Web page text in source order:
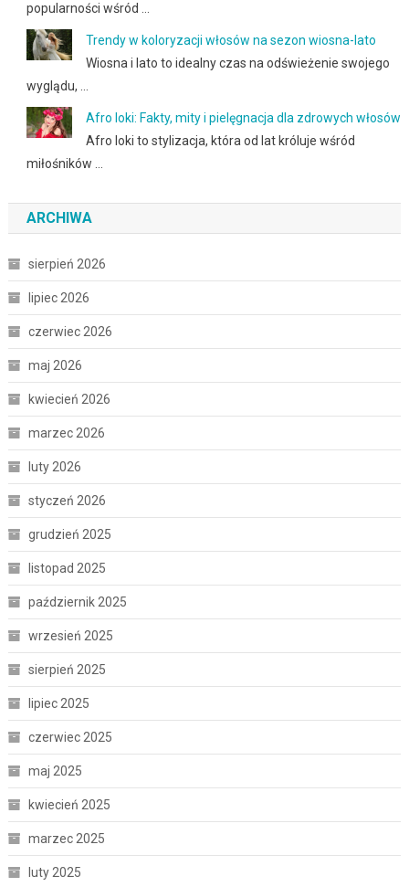
popularności wśród …
Trendy w koloryzacji włosów na sezon wiosna-lato
Wiosna i lato to idealny czas na odświeżenie swojego
wyglądu, …
Afro loki: Fakty, mity i pielęgnacja dla zdrowych włosów
Afro loki to stylizacja, która od lat króluje wśród
miłośników …
ARCHIWA
sierpień 2026
lipiec 2026
czerwiec 2026
maj 2026
kwiecień 2026
marzec 2026
luty 2026
styczeń 2026
grudzień 2025
listopad 2025
październik 2025
wrzesień 2025
sierpień 2025
lipiec 2025
czerwiec 2025
maj 2025
kwiecień 2025
marzec 2025
luty 2025